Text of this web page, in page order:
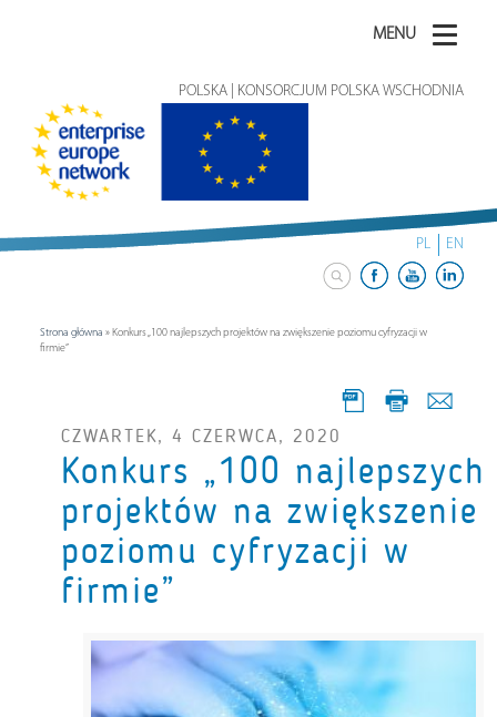
MENU
POLSKA | KONSORCJUM POLSKA WSCHODNIA
PL EN
Strona główna » Konkurs „100 najlepszych projektów na zwiększenie poziomu cyfryzacji w
firmie”
CZWARTEK, 4 CZERWCA, 2020
Konkurs „100 najlepszych
projektów na zwiększenie
poziomu cyfryzacji w
firmie”